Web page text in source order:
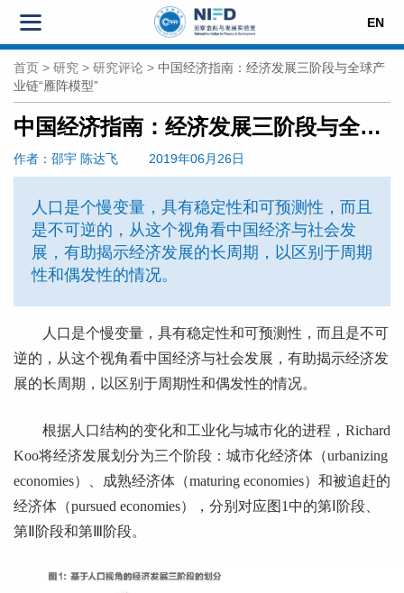
EN
首页 > 研究 > 研究评论 > 中国经济指南：经济发展三阶段与全球产
业链“雁阵模型”
中国经济指南：经济发展三阶段与全球产业链“雁阵模型”
作者 ：邵宇 陈达飞 2019年06月26日
人口是个慢变量，具有稳定性和可预测性，而且
是不可逆的，从这个视角看中国经济与社会发
展，有助揭示经济发展的长周期，以区别于周期
性和偶发性的情况。
人口是个慢变量，具有稳定性和可预测性，而且是不可
逆的，从这个视角看中国经济与社会发展，有助揭示经济发
展的长周期，以区别于周期性和偶发性的情况。
根据人口结构的变化和工业化与城市化的进程，Richard
Koo将经济发展划分为三个阶段：城市化经济体（urbanizing
economies）、成熟经济体（maturing economies）和被追赶的
经济体（pursued economies），分别对应图1中的第Ⅰ阶段、
第Ⅱ阶段和第Ⅲ阶段。